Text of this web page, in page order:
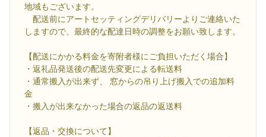
地域もございます。
配送前にアートセッティングデリバリーよりご連絡いた
しますので、最終的な配達日時の調整をお願い致します。
【配送にかかる料金を寄附者様にご負担いただく場合】
・返礼品発送後の配送先変更による転送料
・通常搬入が出来ず、 窓からの吊り上げ搬入での追加料
金
・搬入が出来なかった場合の返品の返送料
【返品・交換について】